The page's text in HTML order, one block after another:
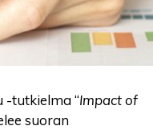
-tutkielma “Impact of
suoran